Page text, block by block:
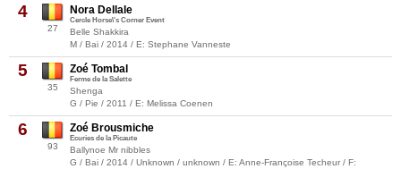
4
27
Nora Dellale
Cercle Horse\'s Corner Event
Belle Shakkira
M / Bai / 2014 / E: Stephane Vanneste
5
35
Zoé Tombal
Ferme de la Salette
Shenga
G / Pie / 2011 / E: Melissa Coenen
6
93
Zoé Brousmiche
Ecuries de la Picaute
Ballynoe Mr nibbles
G / Bai / 2014 / Unknown / unknown / E: Anne-Françoise Techeur / F: